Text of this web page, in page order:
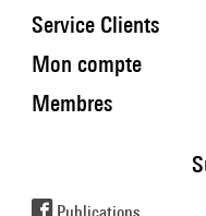
Service Clients
Mon compte
Membres